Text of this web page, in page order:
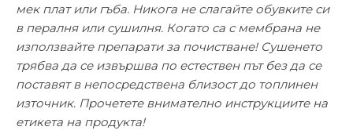
мек плат или гъба. Никога не слагайте обувките си
в пералня или сушилня. Когато са с мембрана не
използвайте препарати за почистване! Сушенето
трябва да се извършва по естествен път без да се
поставят в непосредствена близост до топлинен
източник. Прочетете внимателно инструкциите на
етикета на продукта!